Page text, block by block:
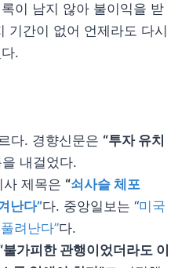
이 남지 않아 불이익을 받
기간이 없어 언제라도 다시
.
다. 경향신문은 “투자 유치
내걸었다.
사 제목은 “쇠사슬 체포
난다”다. 중앙일보는 “미국
려난다”다.
불가피한 관행이었더라도 이